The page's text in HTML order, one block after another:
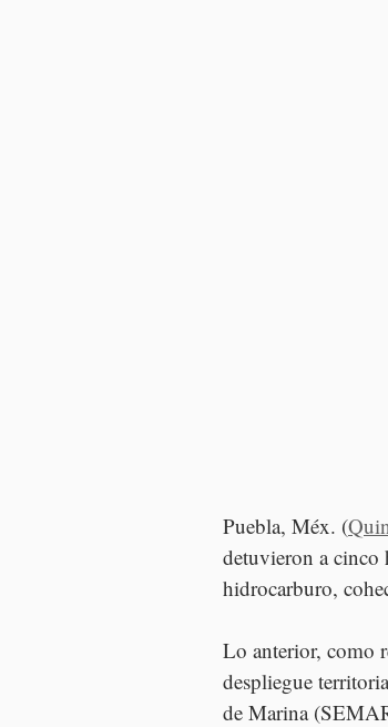
Puebla, Méx. (
detuvieron a cinco
hidrocarburo,
Lo anterior, como
despliegue
de Marina